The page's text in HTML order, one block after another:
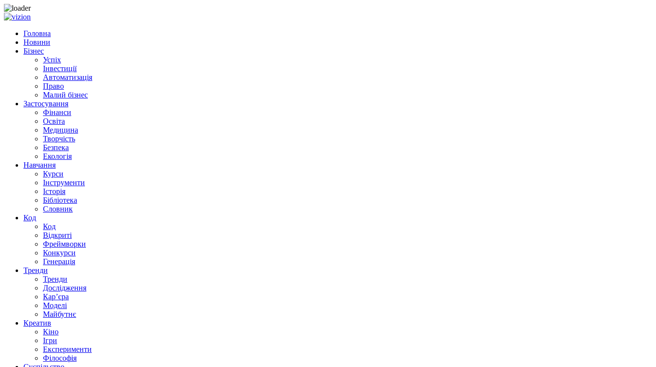
Skip to content
Головна
Новини
Бізнес
Успіх
Інвестиції
Автоматизація
Право
Малий бізнес
Застосування
Фінанси
Освіта
Медицина
Творчість
Безпека
Екологія
Навчання
Курси
Інструменти
Історія
Бібліотека
Словник
Код
Код
Відкриті
Фреймворки
Конкурси
Генерація
Тренди
Тренди
Дослідження
Кар’єра
Моделі
Майбутнє
Креатив
Кіно
Ігри
Експерименти
Філософія